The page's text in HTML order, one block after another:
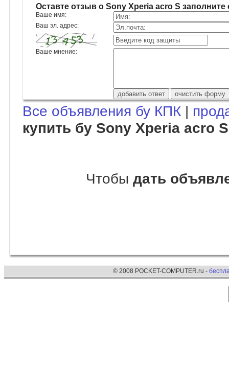
Оставте отзыв о Sony Xperia acro S
Ваше имя:
Ваш эл. адрес:
Ваше мнение:
Все объявления бу КПК |
купить бу Sony Xperia acro S
Чтобы дать
© 2008 POCKET-COMPUTER.ru -